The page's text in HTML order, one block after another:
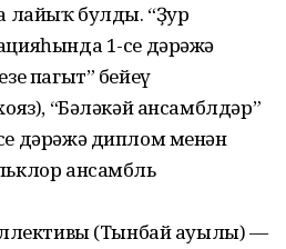
лайыҡ булды. “Ҙур
1-се дәрәжә
пагыт” бейеү
“Бәләкәй ансамблдәр”
дәрәжә диплом менән
ансамбль
(Тынбай ауылы) —